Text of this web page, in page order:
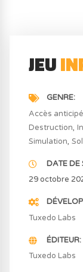
JEU
GENRE
Accès
Destruction
Simulation
DATE DE
29 octobre
Tuxedo Labs
ÉDITEUR
Tuxedo Labs